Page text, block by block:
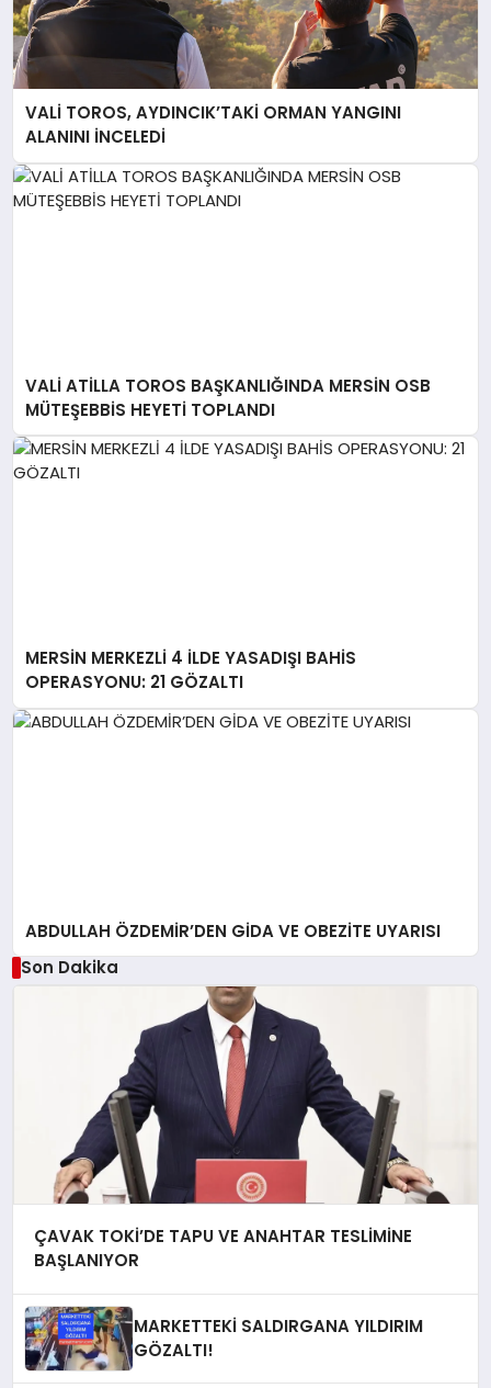
VALİ TOROS, AYDINCIK’TAKİ ORMAN YANGINI
ALANINI İNCELEDİ
VALİ ATİLLA TOROS BAŞKANLIĞINDA MERSİN OSB
MÜTEŞEBBİS HEYETİ TOPLANDI
MERSİN MERKEZLİ 4 İLDE YASADIŞI BAHİS
OPERASYONU: 21 GÖZALTI
ABDULLAH ÖZDEMİR’DEN GİDA VE OBEZİTE UYARISI
Son Dakika
ÇAVAK TOKİ’DE TAPU VE ANAHTAR TESLİMİNE
BAŞLANIYOR
MARKETTEKİ SALDIRGANA YILDIRIM
GÖZALTI!